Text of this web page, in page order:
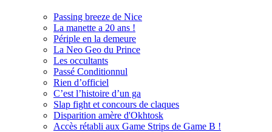
Passing breeze de Nice
La manette a 20 ans !
Périple en la demeure
La Neo Geo du Prince
Les occultants
Passé Conditionnul
Rien d’officiel
C’est l’histoire d’un ga
Slap fight et concours de claques
Disparition amère d'Okhtosk
Accès rétabli aux Game Strips de Game B !